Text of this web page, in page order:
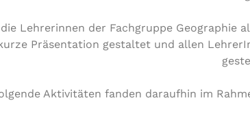
Lehrerinnen der Fachgruppe
Präsentation gestaltet und allen
Aktivitäten fanden daraufhin im